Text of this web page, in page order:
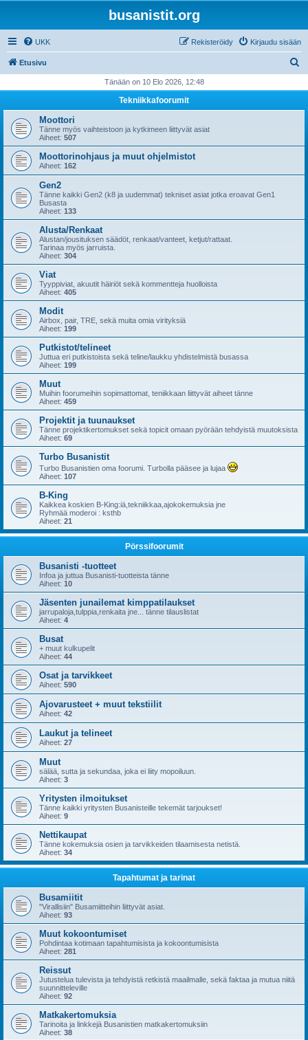
busanistit.org
UKK Kirjaudu sisään
Rekisteröidy
Etusivu
i
Tänään on 10 Elo 2026, 12:48
Tekniikkafoorumit
Moottori
Tänne myös vaihteistoon ja kytkimeen liittyvät asiat
Aiheet: 507
Moottorinohjaus ja muut ohjelmistot
Aiheet: 162
Gen2
Tänne kaikki Gen2 (k8 ja uudemmat) tekniset asiat jotka eroavat Gen1
Busasta
Aiheet: 133
Alusta/Renkaat
Alustan/jousituksen säädöt, renkaat/vanteet, ketjut/rattaat.
Tarinaa myös jarruista.
Aiheet: 304
Viat
Tyyppiviat, akuutit häiriöt sekä kommentteja huolloista
Aiheet: 405
Modit
Airbox, pair, TRE, sekä muita omia virityksiä
Aiheet: 199
Putkistot/telineet
Juttua eri putkistoista sekä teline/laukku yhdistelmistä busassa
Aiheet: 199
Muut
Muihin foorumeihin sopimattomat, teniikkaan liittyvät aiheet tänne
Aiheet: 459
Projektit ja tuunaukset
Tänne projektikertomukset sekä topicit omaan pyörään tehdyistä muutoksista
Aiheet: 69
Turbo Busanistit
Turbo Busanistien oma foorumi. Turbolla pääsee ja lujaa
Aiheet: 107
B-King
Kaikkea koskien B-King:iä,tekniikkaa,ajokokemuksia jne
Ryhmää moderoi : ksthb
Aiheet: 21
Pörssifoorumit
Busanisti -tuotteet
Infoa ja juttua Busanisti-tuotteista tänne
Aiheet: 10
Jäsenten junailemat kimppatilaukset
jarrupaloja,tulppia,renkaita jne... tänne tilauslistat
Aiheet: 4
Busat
+ muut kulkupelit
Aiheet: 44
Osat ja tarvikkeet
Aiheet: 590
Ajovarusteet + muut tekstiilit
Aiheet: 42
Laukut ja telineet
Aiheet: 27
Muut
sälää, sutta ja sekundaa, joka ei liity mopoiluun.
Aiheet: 3
Yritysten ilmoitukset
Tänne kaikki yritysten Busanisteille tekemät tarjoukset!
Aiheet: 9
Nettikaupat
Tänne kokemuksia osien ja tarvikkeiden tilaamisesta netistä.
Aiheet: 34
Tapahtumat ja tarinat
Busamiitit
"Virallisiin" Busamiitteihin liittyvät asiat.
Aiheet: 93
Muut kokoontumiset
Pohdintaa kotimaan tapahtumisista ja kokoontumisista
Aiheet: 281
Reissut
Jutustelua tulevista ja tehdyistä retkistä maailmalle, sekä faktaa ja mutua niitä
suunnitteleville
Aiheet: 92
Matkakertomuksia
Tarinoita ja linkkejä Busanistien matkakertomuksiin
Aiheet: 38